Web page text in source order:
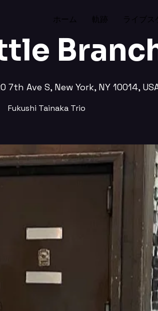
ホーム 軌跡 ライブ
7th Ave S, New York, NY 10014,
Fukushi Tainaka Trio